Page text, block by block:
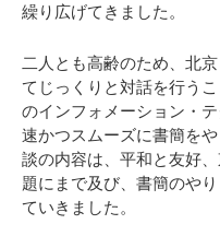
繰り広げてきました。
二人とも高齢のため、北
てじっくりと対話を行う
のインフォメーション・
速かつスムーズに書簡を
談の内容は、平和と友好
題にまで及び、書簡のや
ていきました。